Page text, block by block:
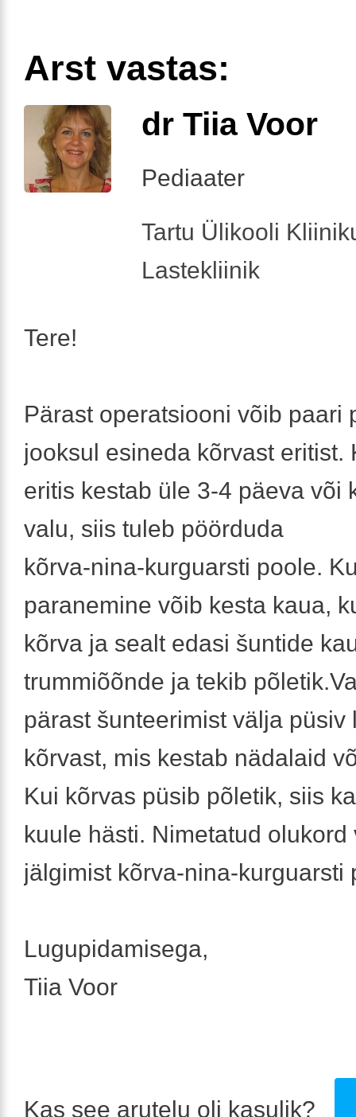
Arst vastas:
dr Tiia Voor
Pediaater
Tartu Ülikooli
Lastekliinik
Tere!
Pärast operatsiooni võib paari
jooksul esineda kõrvast eritist.
eritis kestab üle 3-4 päeva või
valu, siis tuleb pöörduda
kõrva-nina-kurguarsti poole.
paranemine võib kesta kaua,
kõrva ja sealt edasi šuntide
trummiõõnde ja tekib
pärast šunteerimist välja püsiv
kõrvast, mis kestab nädalaid
Kui kõrvas püsib põletik, siis
kuule hästi. Nimetatud olukord
jälgimist kõrva-nina-kurguarsti
Lugupidamisega,
Tiia Voor
Kas see arutelu oli kasulik?